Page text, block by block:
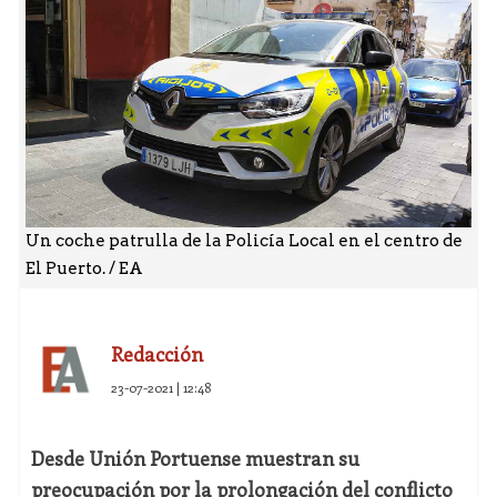
Un coche patrulla de la Policía Local en el centro de
El Puerto. / EA
Redacción
23-07-2021 | 12:48
Desde Unión Portuense muestran su
preocupación por la prolongación del conflicto